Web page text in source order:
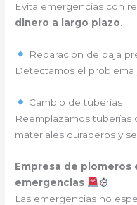
Evita emergencias con
dinero a largo plazo
Reparación de baja
Detectamos el problema
Cambio de tuberías
Reemplazamos tuberías
materiales duraderos y
Empresa de plomeros
emergencias
Las emergencias no